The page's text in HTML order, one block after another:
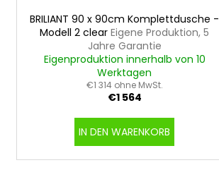
BRILIANT 90 x 90cm Komplettdusche -
Modell 2 clear Eigene Produktion, 5
Jahre Garantie
Eigenproduktion innerhalb von 10
Werktagen
€1 314 ohne MwSt.
€1 564
IN DEN WARENKORB